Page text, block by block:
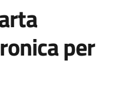
per